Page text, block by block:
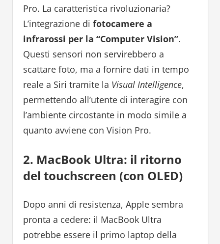
Pro. La caratteristica rivoluzionaria?
L’integrazione di fotocamere a
infrarossi per la “Computer Vision”.
Questi sensori non servirebbero a
scattare foto, ma a fornire dati in tempo
reale a Siri tramite la Visual Intelligence,
permettendo all’utente di interagire con
l’ambiente circostante in modo simile a
quanto avviene con Vision Pro.
2. MacBook Ultra: il ritorno
del touchscreen (con OLED)
Dopo anni di resistenza, Apple sembra
pronta a cedere: il MacBook Ultra
potrebbe essere il primo laptop della